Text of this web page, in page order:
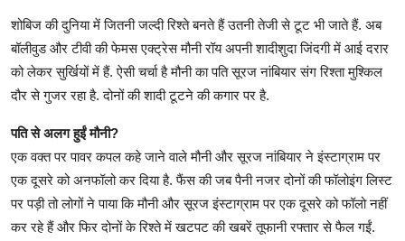
शोबिज की दुनिया में जितनी जल्दी रिश्ते बनते हैं उतनी तेजी से टूट भी जाते हैं. अब
बॉलीवुड और टीवी की फेमस एक्ट्रेस मौनी रॉय अपनी शादीशुदा जिंदगी में आई दरार
को लेकर सुर्खियों में हैं. ऐसी चर्चा है मौनी का पति सूरज नांबियार संग रिश्ता मुश्किल
दौर से गुजर रहा है. दोनों की शादी टूटने की कगार पर है.
पति से अलग हुईं मौनी?
एक वक्त पर पावर कपल कहे जाने वाले मौनी और सूरज नांबियार ने इंस्टाग्राम पर
एक दूसरे को अनफॉलो कर दिया है. फैंस की जब पैनी नजर दोनों की फॉलोइंग लिस्ट
पर पड़ी तो लोगों ने पाया कि मौनी और सूरज इंस्टाग्राम पर एक दूसरे को फॉलो नहीं
कर रहे हैं और फिर दोनों के रिश्ते में खटपट की खबरें तूफानी रफ्तार से फैल गईं.